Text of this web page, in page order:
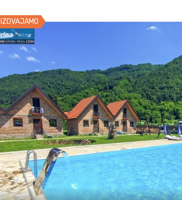
IZDVAJAMO